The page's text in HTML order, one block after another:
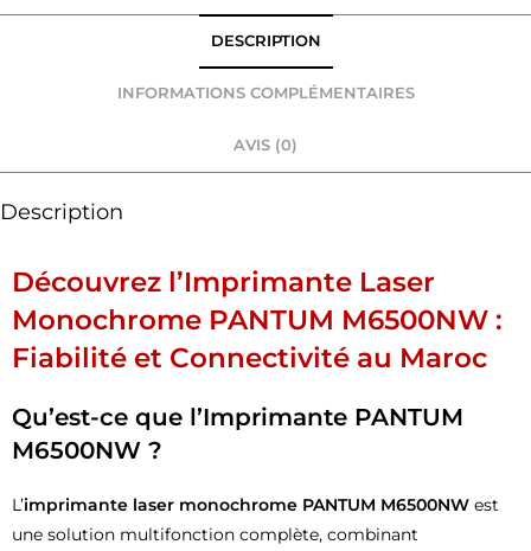
DESCRIPTION
INFORMATIONS COMPLÉMENTAIRES
AVIS (0)
Description
Découvrez l’Imprimante Laser
Monochrome PANTUM M6500NW :
Fiabilité et Connectivité au Maroc
Qu’est-ce que l’Imprimante PANTUM
M6500NW ?
L’imprimante laser monochrome PANTUM M6500NW est
une solution multifonction complète, combinant